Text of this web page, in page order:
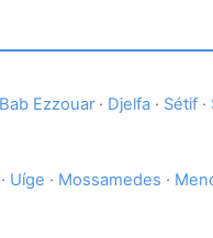
Bab Ezzouar· Djelfa · Sétif ·
· Uíge · Mossamedes ·